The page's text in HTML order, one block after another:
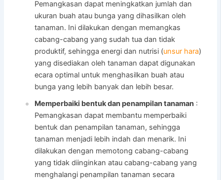
Pemangkasan dapat meningkatkan jumlah dan
ukuran buah atau bunga yang dihasilkan oleh
tanaman. Ini dilakukan dengan memangkas
cabang-cabang yang sudah tua dan tidak
produktif, sehingga energi dan nutrisi (unsur hara)
yang disediakan oleh tanaman dapat digunakan
ecara optimal untuk menghasilkan buah atau
bunga yang lebih banyak dan lebih besar.
Memperbaiki bentuk dan penampilan tanaman :
Pemangkasan dapat membantu memperbaiki
bentuk dan penampilan tanaman, sehingga
tanaman menjadi lebih indah dan menarik. Ini
dilakukan dengan memotong cabang-cabang
yang tidak diinginkan atau cabang-cabang yang
menghalangi penampilan tanaman secara